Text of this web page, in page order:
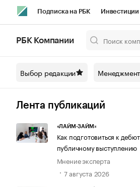
Подписка на РБК Инвестиции
Спецпроекты СПб
Технологии и медиа
РБК Компании
Выбор редакции
Лента публикаций
«ЛАЙМ-ЗАЙМ»
Как подготовиться к
публичному выступлению
Мнение эксперта
7 августа 2026